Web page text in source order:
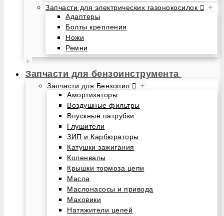
Запчасти для электрических газонокосилок
+
Адаптеры
Болты крепления
Ножи
Ремни
+
Запчасти для бензоинструмента
Запчасти для Бензопил +
Амортизаторы
Воздушные фильтры
Впускные патрубки
Глушители
ЗИП и Карбюраторы
Катушки зажигания
Коленвалы
Крышки тормоза цепи
Масла
Маслонасосы и привода
Маховики
Натяжители цепей